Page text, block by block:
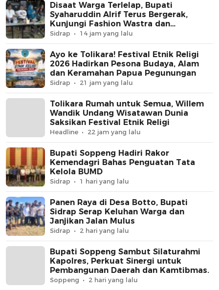
Disaat Warga Terlelap, Bupati
Syaharuddin Alrif Terus Bergerak,
Kunjungi Fashion Wastra dan
Gelblaster Tournament di Mogan
Sidrap 14 jam yang lalu
Ayo ke Tolikara! Festival Etnik Religi
2026 Hadirkan Pesona Budaya, Alam
dan Keramahan Papua Pegunungan
Sidrap 21 jam yang lalu
Tolikara Rumah untuk Semua, Willem
Wandik Undang Wisatawan Dunia
Saksikan Festival Etnik Religi
Headline 22 jam yang lalu
Bupati Soppeng Hadiri Rakor
Kemendagri Bahas Penguatan Tata
Kelola BUMD
Sidrap 1 hari yang lalu
Panen Raya di Desa Botto, Bupati
Sidrap Serap Keluhan Warga dan
Janjikan Jalan Mulus
Sidrap 2 hari yang lalu
Bupati Soppeng Sambut Silaturahmi
Kapolres, Perkuat Sinergi untuk
Pembangunan Daerah dan Kamtibmas.
Soppeng 2 hari yang lalu